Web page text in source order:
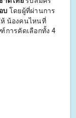
บ โดยผู้ที่ผ่านการ
ห้ น้องคนไหนที่
การคัดเลือกทั้ง 4